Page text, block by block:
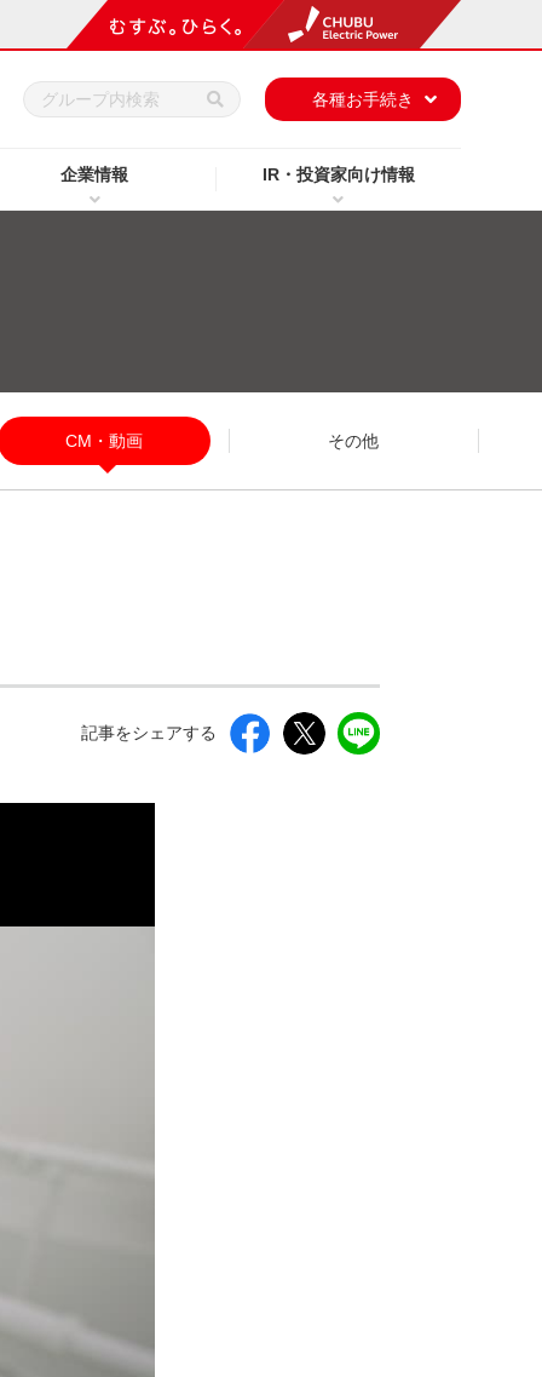
企業情報 IR・投資家向け情報
各種お手続き
CM・動画 その他
記事をシェアする